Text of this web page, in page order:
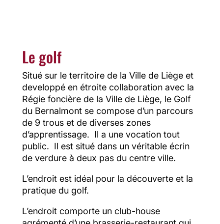
Le golf
Situé sur le territoire de la Ville de Liège et
developpé en étroite collaboration avec la
Régie foncière de la Ville de Liège, le Golf
du Bernalmont se compose d’un parcours
de 9 trous et de diverses zones
d’apprentissage. Il a une vocation tout
public. Il est situé dans un véritable écrin
de verdure à deux pas du centre ville.
L’endroit est idéal pour la découverte et la
pratique du golf.
L’endroit comporte un club-house